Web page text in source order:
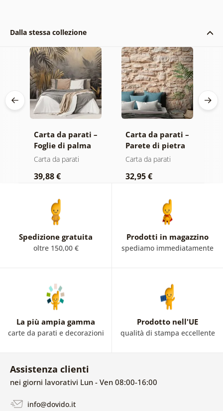
Dalla stessa collezione
Carta da parati –
Foglie di palma
nella giungla
Carta da parati
39,88 €
Carta da parati –
Parete di pietra
Carta da parati
32,95 €
Spedizione gratuita
oltre 150,00 €
Prodotti in magazzino
spediamo immediatamente
La più ampia gamma
carte da parati e decorazioni
Prodotto nell'UE
qualità di stampa eccellente
Assistenza clienti
nei giorni lavorativi Lun - Ven 08:00-16:00
info@dovido.it